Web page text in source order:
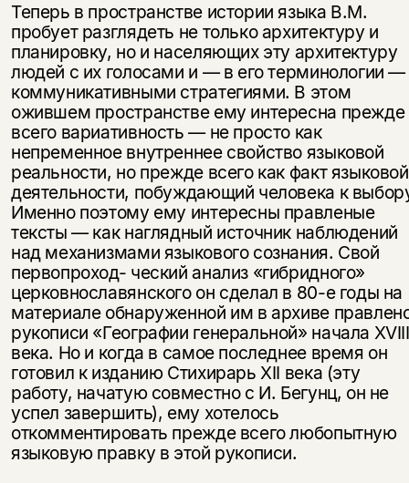
Теперь в пространстве истории языка В.М.
пробует разглядеть не только архитектуру и
планировку, но и населяющих эту архитектуру
людей с их го­лосами и — в его терминологии —
коммуникативными стратегиями. В этом
ожившем пространстве ему интересна прежде
всего вариативность — не про­сто как
непременное внутреннее свойство языковой
реальности, но прежде всего как факт языковой
деятельности, побуждающий человека к
Именно поэтому ему интересны правленые
тексты — как наглядный источ­ник наблюдений
над механизмами языкового сознания. Свой
первопроход- ческий анализ «гибридного»
церковнославянского он сделал в 80-е годы на
материале обнаруженной им в архиве
рукописи «Географии гене­ральной» начала XVIII
века. Но и когда в самое последнее время он
готовил к изданию Стихирарь XII века (эту
работу, начатую совместно с И. Бегунц, он не
успел завершить), ему хотелось
откомментировать прежде всего любо­пытную
языковую правку в этой рукописи.